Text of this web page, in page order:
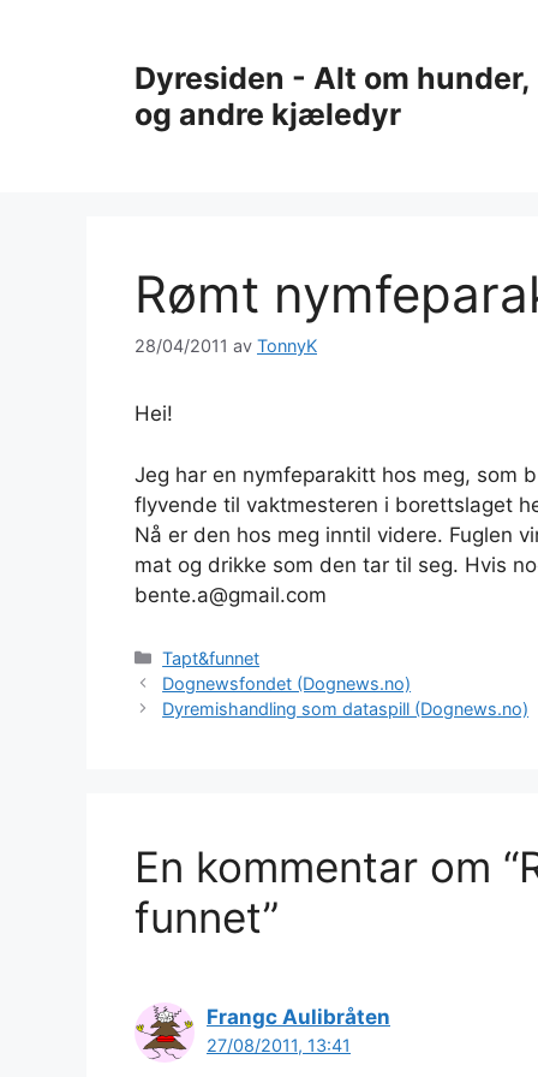
Dyresiden - Alt om
og andre kjæledyr
Rømt
28/04/2011 av TonnyK
Hei!
Jeg har en nymfeparakitt hos meg, som
flyvende til vaktmesteren i borettslaget
Nå er den hos meg inntil videre. Fuglen
mat og drikke som den tar til seg. Hvis
bente.a@gmail.com
Kategorier
Tapt&funnet
Dognewsfondet (Dognews.no)
Dyremishandling som dataspill (Dognews.no)
En kommentar om
funnet”
Frangc Aulibråten
27/08/2011, 13:41